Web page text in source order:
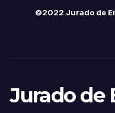
©2022 Jurado de
Jurado de